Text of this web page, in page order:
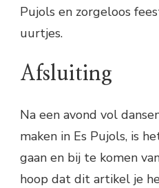
Pujols en zorgeloos
uurtjes.
Afsluiting
Na een avond vol
maken in Es Pujols, is
gaan en bij te komen
hoop dat dit artikel je